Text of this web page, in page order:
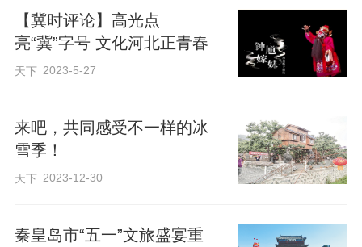
【冀时评论】高光点
亮“冀”字号 文化河北正青春
天下 2023-5-27
来吧，共同感受不一样的冰
雪季！
天下 2023-12-30
秦皇岛市“五一”文旅盛宴重